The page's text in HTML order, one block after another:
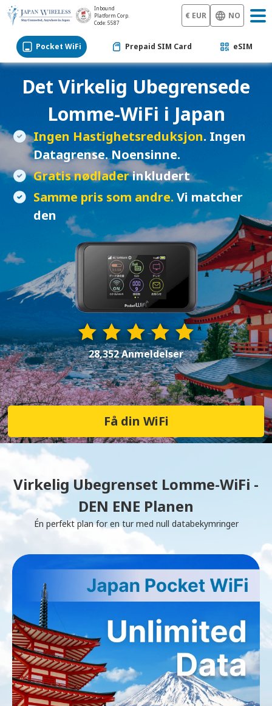
Inbound
Platform Corp.
Code: 5587
€ EUR NO
Pocket WiFi Prepaid SIM Card eSIM
Det Virkelig Ubegrensede
Lomme-WiFi i Japan
Ingen Hastighetsreduksjon. Ingen
Datagrense. Noensinne.
Gratis nødladerinkludert
Samme pris som andre. Vi matcher
den
28,352 Anmeldelser
Få din WiFi
Virkelig Ubegrenset Lomme-WiFi -
DEN ENE Planen
Én perfekt plan for en tur med null databekymringer